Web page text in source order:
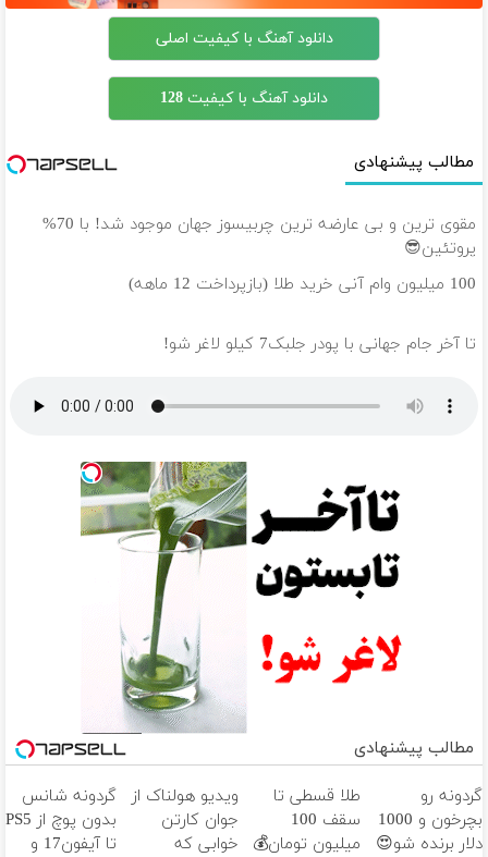
دانلود آهنگ با کیفیت اصلی
دانلود آهنگ با کیفیت 128
مطالب پیشنهادی
مقوی ترین و بی عارضه ترین چربیسوز جهان موجود شد! با 70%
پروتئین😎
100 میلیون وام آنی خرید طلا (بازپرداخت 12 ماهه)
تا آخر جام جهانی با پودر جلبک7 کیلو لاغر شو!
مطالب پیشنهادی
گردونه رو
بچرخون و 1000
دلار برنده شو😍
طلا قسطی تا
سقف 100
میلیون تومان💰
ویدیو هولناک از
جوان کارتن
خوابی که
گردونه شانس
بدون پوچ از PS5
تا آیفون17 و